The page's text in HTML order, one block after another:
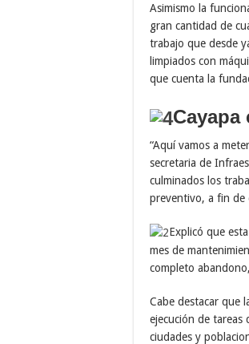
Asimismo la
gran cantidad de
trabajo que desde
limpiados con
que cuenta la
Cayapa
“Aquí vamos a
secretaria de
culminados los
preventivo, a fin de
Explicó que
mes de
completo
Cabe destacar que
ejecución de tareas
ciudades y